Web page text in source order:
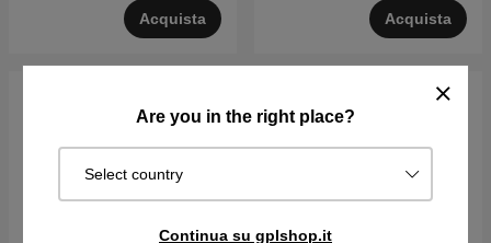
Are you in the right place?
Select country
Continua su gplshop.it
Acquista Acquista